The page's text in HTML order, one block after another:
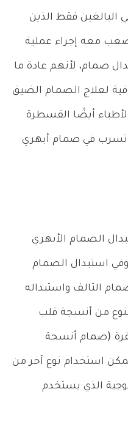
البالغين فقط الذين
معه إجراء عملية
صمام، لأنهم عادة ما
لعلاج الصمام الضيق
أيضًا القسطرة
تسرب في صمام أبهري
الصمام الأبهري
استبدال الصمام
التالف واستبداله
من أنسجة قلب
(صمام أنسجة
استخدام نوع آخر من
الذي يستخدم